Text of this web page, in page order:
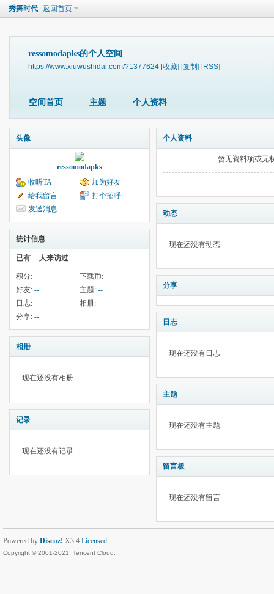
秀舞时代 返回首页
ressomodapks的个人空间
https://www.xiuwushidai.com/?1377624 [收藏] [复制] [RSS]
空间首页 主题 个人资料
头像
ressomodapks
收听TA
加为好友
给我留言
打个招呼
发送消息
统计信息
已有 -- 人来访过
积分: -- 下载币: --
好友: -- 主题: --
日志: -- 相册: --
分享: --
相册
现在还没有相册
记录
现在还没有记录
个人资料
暂无资料项或无
动态
现在还没有动态
分享
日志
现在还没有日志
主题
现在还没有主题
留言板
现在还没有留言
Powered by Discuz! X3.4 Licensed
Copyright © 2001-2021, Tencent Cloud.